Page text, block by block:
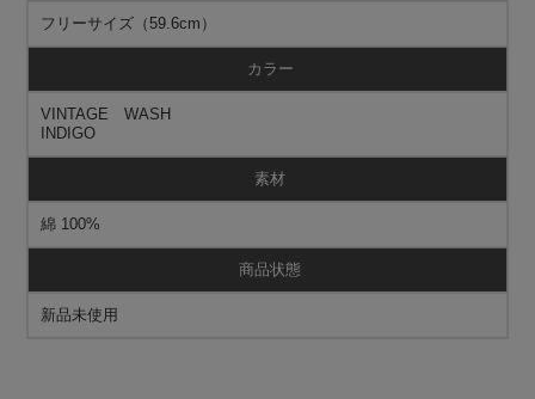
フリーサイズ（59.6cm）
カラー
VINTAGE WASH
INDIGO
素材
綿 100%
商品状態
新品未使用